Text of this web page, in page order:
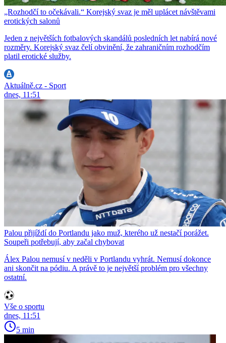
„Rozhodčí to očekávali.“ Korejský svaz je měl uplácet návštěvami
erotických salonů
Jeden z největších fotbalových skandálů posledních let nabírá nové
rozměry. Korejský svaz čelí obvinění, že zahraničním rozhodčím
platil erotické služby.
Aktuálně.cz - Sport
dnes, 11:51
Palou přijíždí do Portlandu jako muž, kterého už nestačí porážet.
Soupeři potřebují, aby začal chybovat
Álex Palou nemusí v neděli v Portlandu vyhrát. Nemusí dokonce
ani skončit na pódiu. A právě to je největší problém pro všechny
ostatní.
Vše o sportu
dnes, 11:51
5 min